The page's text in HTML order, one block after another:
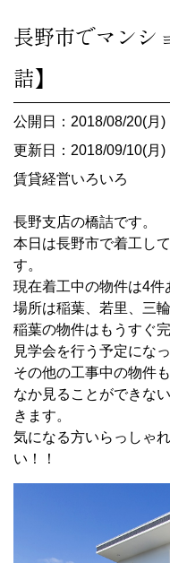
長野市でマンシ
詰】
公開日：2018/08/20(月)
更新日：2018/09/10(月)
賃貸経営いろいろ
長野支店の橋詰です。
本日は長野市で着工し
す。
現在着工中の物件は4件
場所は稲葉、若里、三
稲葉の物件はもうすぐ
見学会を行う予定にな
その他の工事中の物件
なか見ることができな
きます。
気になる方いらっしゃ
い！！